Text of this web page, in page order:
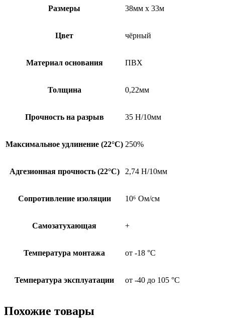
Размеры 38мм х 33м
Цвет чёрный
Материал основания ПВХ
Толщина 0,22мм
Прочность на разрыв 35 H/10мм
Максимальное удлинение (22°С) 250%
Адгезионная прочность (22°С) 2,74 Н/10мм
Сопротивление изоляции 10⁶ Ом/см
Самозатухающая +
Температура монтажа от -18 °С
Температура эксплуатации от -40 до 105 °С
Похожие товары